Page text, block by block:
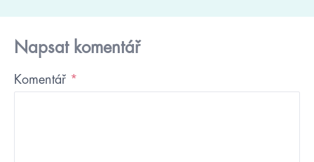
Napsat komentář
Komentář *